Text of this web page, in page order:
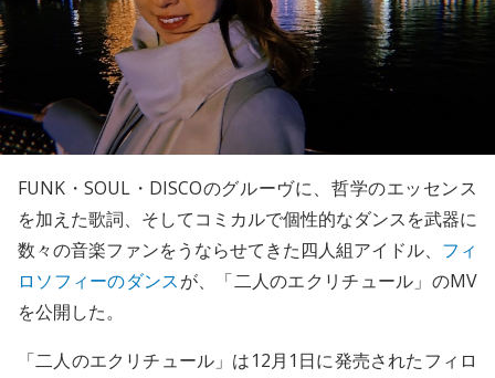
FUNK・SOUL・DISCOのグルーヴに、哲学のエッセンス
を加えた歌詞、そしてコミカルで個性的なダンスを武器に
数々の音楽ファンをうならせてきた四人組アイドル、 フィ
ロソフィーのダンスが、「二人のエクリチュール」のMV
を公開した。
「二人のエクリチュール」は12月1日に発売されたフィロ